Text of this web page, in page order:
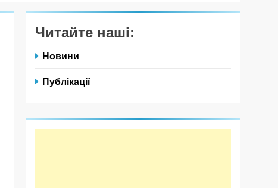
Читайте наші:
Новини
Публікації